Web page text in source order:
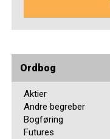
Ordbog
Aktier
Andre begreber
Bogføring
Futures